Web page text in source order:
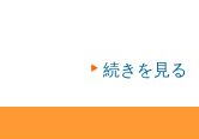
続きを見る